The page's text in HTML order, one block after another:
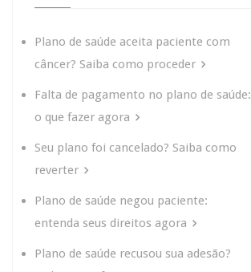
Plano de saúde aceita paciente com
câncer? Saiba como proceder
Falta de pagamento no plano de saúde:
o que fazer agora
Seu plano foi cancelado? Saiba como
reverter
Plano de saúde negou paciente:
entenda seus direitos agora
Plano de saúde recusou sua adesão?